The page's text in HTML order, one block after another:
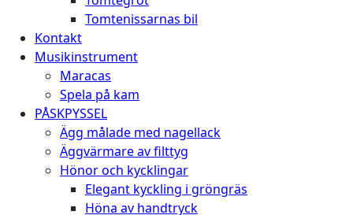
Tomtenissarnas bil
Kontakt
Musikinstrument
Maracas
Spela på kam
PÅSKPYSSEL
Ägg målade med nagellack
Äggvärmare av filttyg
Hönor och kycklingar
Elegant kyckling i gröngräs
Höna av handtryck